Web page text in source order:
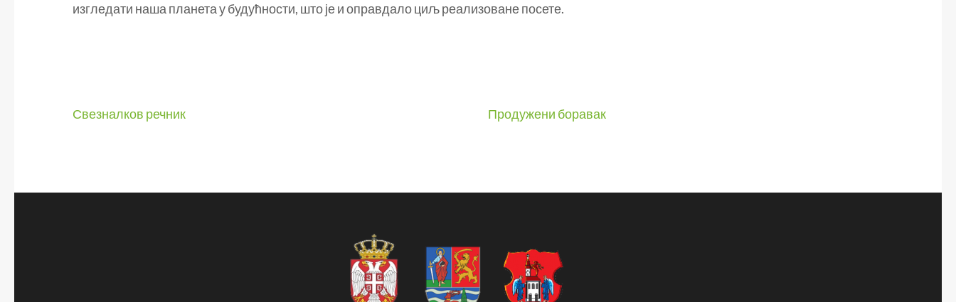
изгледати наша планета у будућности, што је и оправдало циљ реализоване посете.
Кретање
Свезналков речник Продужени боравак